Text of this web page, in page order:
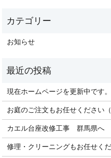
お知らせ
現在ホームページを更新中です。
お庭のご注文もお任せください
カエル台座改修工事 群馬県へ
修理・クリーニングもお任せく